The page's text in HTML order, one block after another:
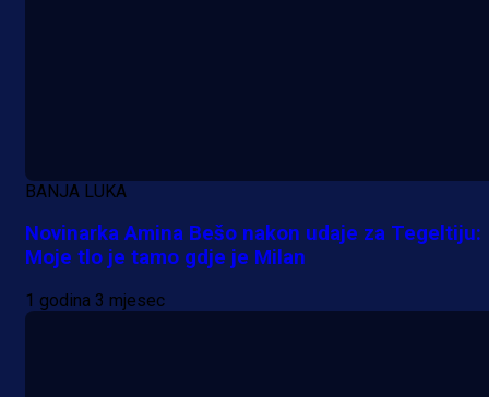
BANJA LUKA
Novinarka Amina Bešo nakon udaje za Tegeltiju:
Moje tlo je tamo gdje je Milan
1 godina 3 mjesec